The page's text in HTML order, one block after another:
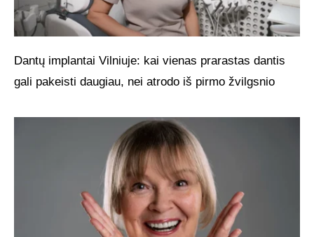
Dantų implantai Vilniuje: kai vienas prarastas dantis
gali pakeisti daugiau, nei atrodo iš pirmo žvilgsnio